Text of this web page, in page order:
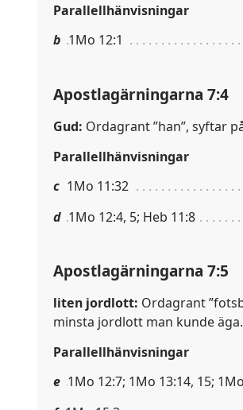
Parallellhänvisningar
b 1Mo 12:1
Apostlagärningarna 7:4
Gud: Ordagrant ”han”, syftar
Parallellhänvisningar
c 1Mo 11:32
d 1Mo 12:4, 5; Heb 11:8
Apostlagärningarna 7:5
liten jordlott: Ordagrant
minsta jordlott man kunde äga.
Parallellhänvisningar
e 1Mo 12:7; 1Mo 13:14, 15;